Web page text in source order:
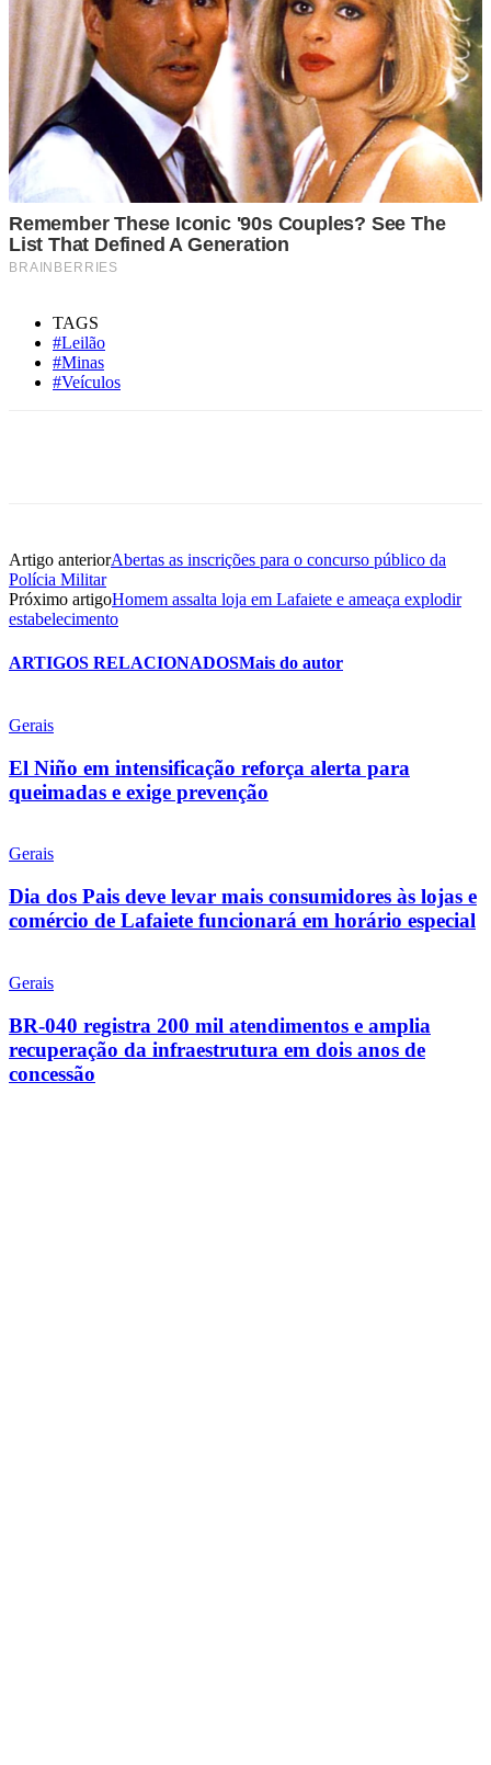
TAGS
#Leilão
#Minas
#Veículos
Artigo anteriorAbertas as inscrições para o concurso público da
Polícia Militar
Próximo artigoHomem assalta loja em Lafaiete e ameaça explodir
estabelecimento
ARTIGOS RELACIONADOSMais do autor
Gerais
El Niño em intensificação reforça alerta para
queimadas e exige prevenção
Gerais
Dia dos Pais deve levar mais consumidores às lojas e
comércio de Lafaiete funcionará em horário especial
Gerais
BR-040 registra 200 mil atendimentos e amplia
recuperação da infraestrutura em dois anos de
concessão